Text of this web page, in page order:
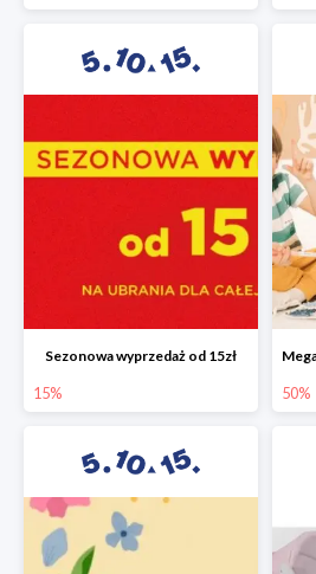
Sezonowa wyprzedaż od 15zł
15% 50%